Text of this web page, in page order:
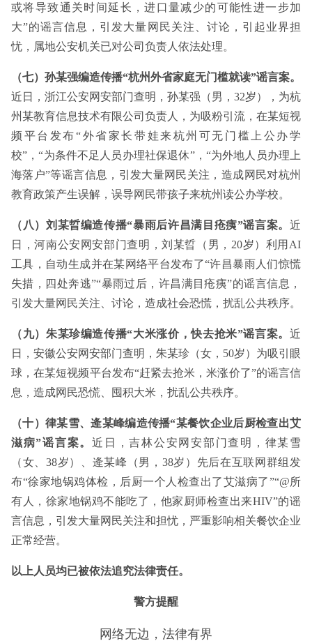
或将导致通关时间延长，进口量减少的可能性进一步加
大”的谣言信息，引发大量网民关注、讨论，引起业界担
忧，属地公安机关已对公司负责人依法处理。
（七）孙某强编造传播“杭州外省家庭无门槛就读”谣言案。
近日，浙江公安网安部门查明，孙某强（男，32岁），为杭
州某教育信息技术有限公司负责人，为吸粉引流，在某短视
频平台发布“外省家长带娃来杭州可无门槛上公办学
校”，“为条件不足人员办理社保退休”，“为外地人员办理上
海落户”等谣言信息，引发大量网民关注，造成网民对杭州
教育政策产生误解，误导网民带孩子来杭州读公办学校。
（八）刘某晢编造传播“暴雨后许昌满目疮痍”谣言案。 近
日，河南公安网安部门查明，刘某晢（男，20岁）利用AI
工具，自动生成并在某网络平台发布了“许昌暴雨人们惊慌
失措，四处奔逃”“暴雨过后，许昌满目疮痍”的谣言信息，
引发大量网民关注、讨论，造成社会恐慌，扰乱公共秩序。
（九）朱某珍编造传播“大米涨价，快去抢米”谣言案。 近
日，安徽公安网安部门查明，朱某珍（女，50岁）为吸引眼
球，在某短视频平台发布“赶紧去抢米，米涨价了”的谣言信
息，造成网民恐慌、囤积大米，扰乱公共秩序。
（十）律某雪、逄某峰编造传播“某餐饮企业后厨检查出艾
滋病”谣言案。近日，吉林公安网安部门查明，律某雪
（女、38岁）、逄某峰（男，38岁）先后在互联网群组发
布“徐家地锅鸡体检，后厨一个人检查出了艾滋病了”“@所
有人，徐家地锅鸡不能吃了，他家厨师检查出来HIV”的谣
言信息，引发大量网民关注和担忧，严重影响相关餐饮企业
正常经营。
以上人员均已被依法追究法律责任。
警方提醒
网络无边，法律有界